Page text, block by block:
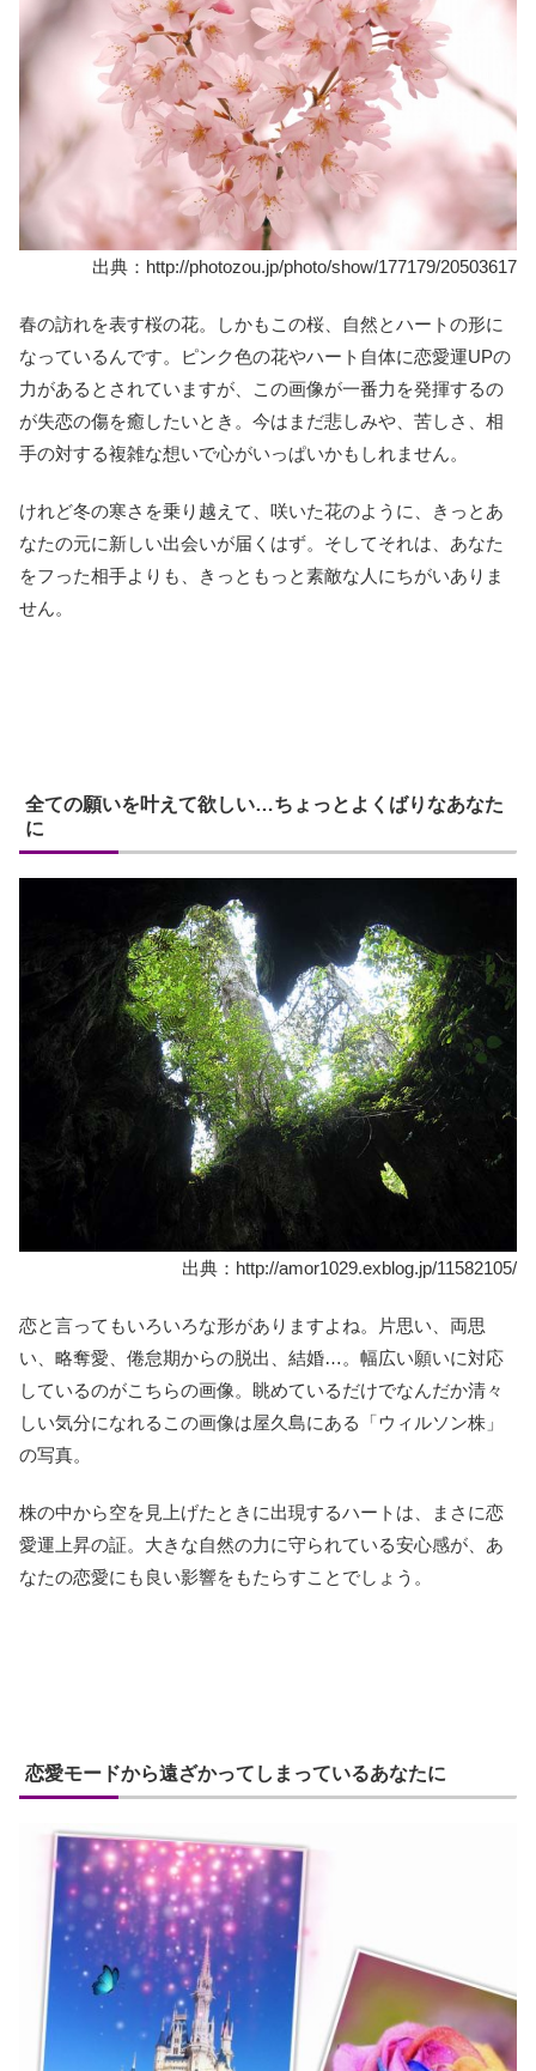
出典：http://photozou.jp/photo/show/177179/20503617
春の訪れを表す桜の花。しかもこの桜、自然とハートの形に
なっているんです。ピンク色の花やハート自体に恋愛運UPの
力があるとされていますが、この画像が一番力を発揮するの
が失恋の傷を癒したいとき。今はまだ悲しみや、苦しさ、相
手の対する複雑な想いで心がいっぱいかもしれません。
けれど冬の寒さを乗り越えて、咲いた花のように、きっとあ
なたの元に新しい出会いが届くはず。そしてそれは、あなた
をフった相手よりも、きっともっと素敵な人にちがいありま
せん。
全ての願いを叶えて欲しい…ちょっとよくばりなあなた
に
出典：http://amor1029.exblog.jp/11582105/
恋と言ってもいろいろな形がありますよね。片思い、両思
い、略奪愛、倦怠期からの脱出、結婚…。幅広い願いに対応
しているのがこちらの画像。眺めているだけでなんだか清々
しい気分になれるこの画像は屋久島にある「ウィルソン株」
の写真。
株の中から空を見上げたときに出現するハートは、まさに恋
愛運上昇の証。大きな自然の力に守られている安心感が、あ
なたの恋愛にも良い影響をもたらすことでしょう。
恋愛モードから遠ざかってしまっているあなたに